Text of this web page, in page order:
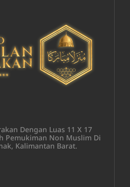
Dengan Luas 11 X 17
Pemukiman Non Muslim Di
Kalimantan Barat.